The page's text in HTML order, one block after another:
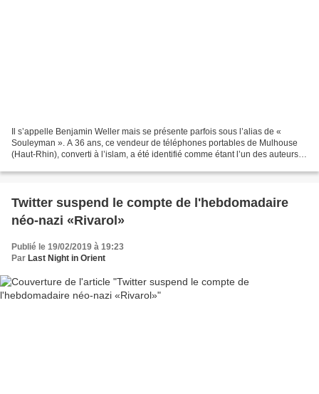
Il s’appelle Benjamin Weller mais se présente parfois sous l’alias de «
Souleyman ». A 36 ans, ce vendeur de téléphones portables de Mulhouse
(Haut-Rhin), converti à l’islam, a été identifié comme étant l’un des auteurs
Twitter suspend le compte de l'hebdomadaire
néo-nazi «Rivarol»
Publié le 19/02/2019 à 19:23
Par Last Night in Orient